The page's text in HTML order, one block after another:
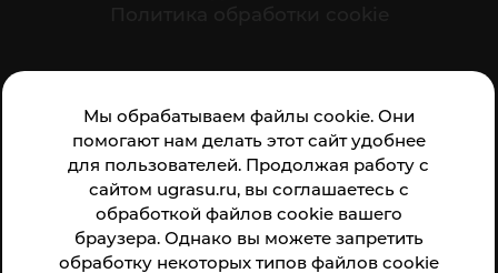
Мы обрабатываем файлы cookie. Они
помогают нам делать этот сайт удобнее
для пользователей. Продолжая работу с
сайтом ugrasu.ru, вы соглашаетесь с
обработкой файлов cookie вашего
браузера. Однако вы можете запретить
обработку некоторых типов файлов cookie
организации: